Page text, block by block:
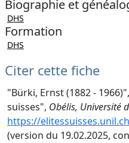
Biographie et
DHS
Formation
DHS
Citer cette fiche
"Bürki, Ernst (1882 -
suisses", Obélis, Université
https://
(version du 19.02.2025,